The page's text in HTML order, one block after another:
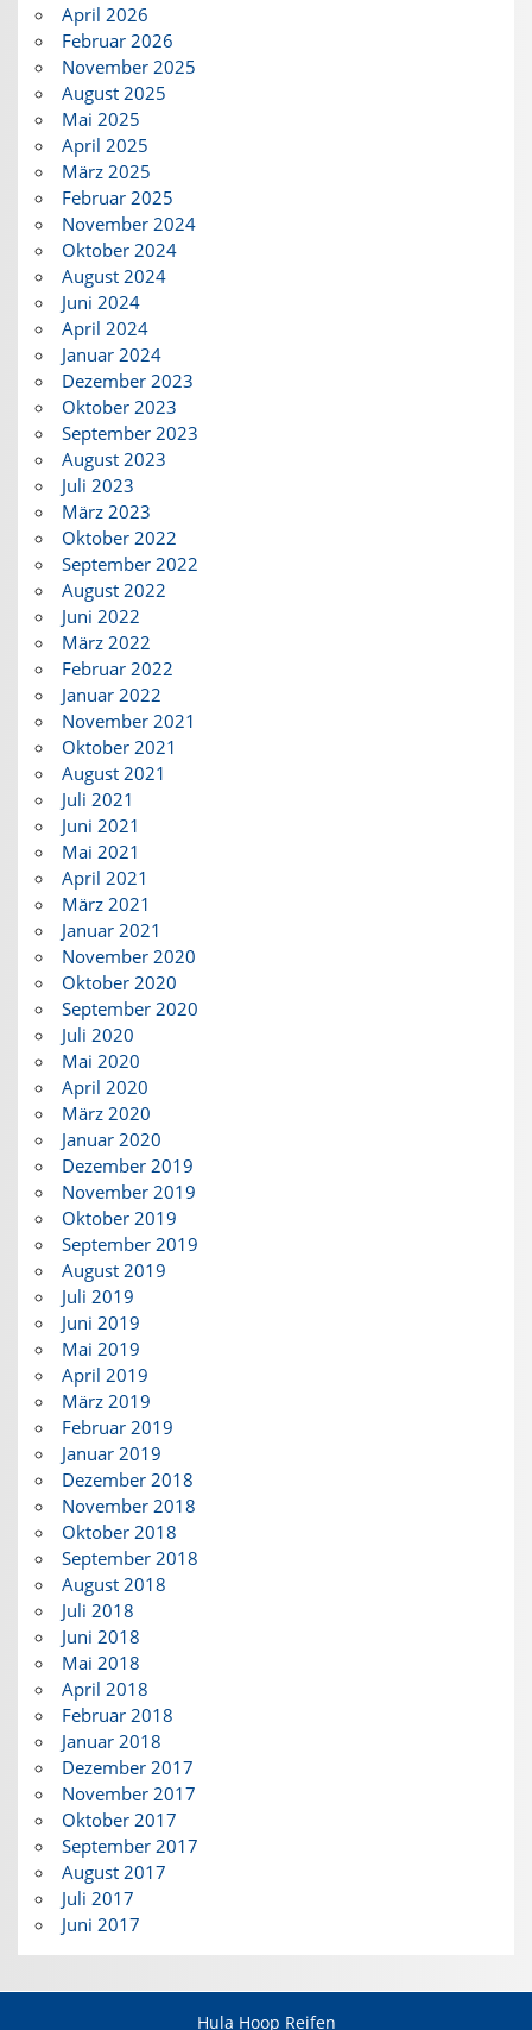
April 2026
Februar 2026
November 2025
August 2025
Mai 2025
April 2025
März 2025
Februar 2025
November 2024
Oktober 2024
August 2024
Juni 2024
April 2024
Januar 2024
Dezember 2023
Oktober 2023
September 2023
August 2023
Juli 2023
März 2023
Oktober 2022
September 2022
August 2022
Juni 2022
März 2022
Februar 2022
Januar 2022
November 2021
Oktober 2021
August 2021
Juli 2021
Juni 2021
Mai 2021
April 2021
März 2021
Januar 2021
November 2020
Oktober 2020
September 2020
Juli 2020
Mai 2020
April 2020
März 2020
Januar 2020
Dezember 2019
November 2019
Oktober 2019
September 2019
August 2019
Juli 2019
Juni 2019
Mai 2019
April 2019
März 2019
Februar 2019
Januar 2019
Dezember 2018
November 2018
Oktober 2018
September 2018
August 2018
Juli 2018
Juni 2018
Mai 2018
April 2018
Februar 2018
Januar 2018
Dezember 2017
November 2017
Oktober 2017
September 2017
August 2017
Juli 2017
Juni 2017
Hula Hoop Reifen